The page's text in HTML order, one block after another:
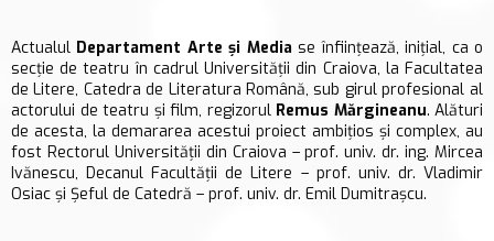
Actualul Departament Arte și Media se înființează, inițial, ca o
secție de teatru în cadrul Universității din Craiova, la Facultatea
de Litere, Catedra de Literatura Română, sub girul profesional al
actorului de teatru și film, regizorul Remus Mărgineanu. Alături
de acesta, la demararea acestui proiect ambițios și complex, au
fost Rectorul Universității din Craiova – prof. univ. dr. ing. Mircea
Ivănescu,Decanul Facultății de Litere – prof. univ. dr. Vladimir
Osiac și Șeful de Catedră – prof. univ. dr. Emil Dumitrașcu.